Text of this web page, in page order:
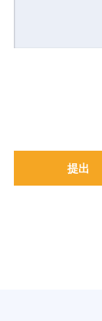
提出